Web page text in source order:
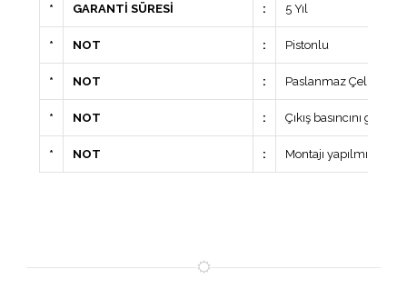
* GARANTİ SÜRESİ : 5 Yıl
* NOT : Pistonlu
* NOT : Paslanmaz Çelik
* NOT : Çıkış basıncını
* NOT : Montajı yapılmış ve